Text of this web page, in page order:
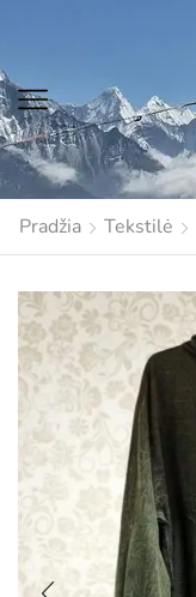
Pradžia Tekstilė